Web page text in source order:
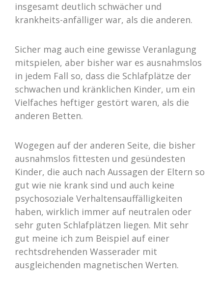
insgesamt deutlich schwächer und
krankheits-anfälliger war, als die anderen.
Sicher mag auch eine gewisse Veranlagung
mitspielen, aber bisher war es ausnahmslos
in jedem Fall so, dass die Schlafplätze der
schwachen und kränklichen Kinder, um ein
Vielfaches heftiger gestört waren, als die
anderen Betten.
Wogegen auf der anderen Seite, die bisher
ausnahmslos fittesten und gesündesten
Kinder, die auch nach Aussagen der Eltern so
gut wie nie krank sind und auch keine
psychosoziale Verhaltensauffälligkeiten
haben, wirklich immer auf neutralen oder
sehr guten Schlafplätzen liegen. Mit sehr
gut meine ich zum Beispiel auf einer
rechtsdrehenden Wasserader mit
ausgleichenden magnetischen Werten.